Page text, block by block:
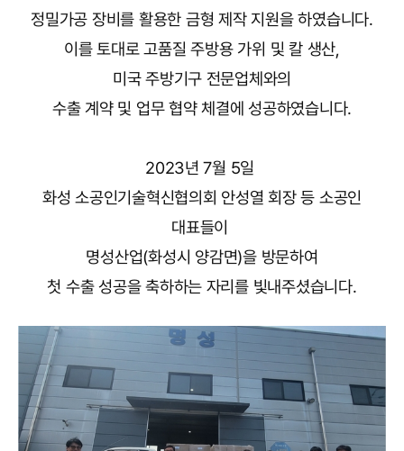
정밀가공 장비를 활용한 금형 제작 지원을 하였습니다.
이를 토대로 고품질 주방용 가위 및 칼 생산,
미국 주방기구 전문업체와의
수출 계약 및 업무 협약 체결에 성공하였습니다.
2023년 7월 5일
화성 소공인기술혁신협의회 안성열 회장 등 소공인
대표들이
명성산업(화성시 양감면)을 방문하여
첫 수출 성공을 축하하는 자리를 빛내주셨습니다.